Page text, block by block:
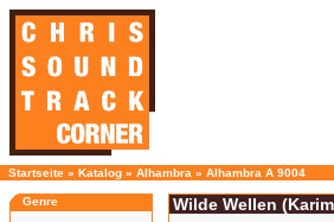
Startseite » Katalog » Alhambra » Alhambra A 9004
Genre Wilde Wellen